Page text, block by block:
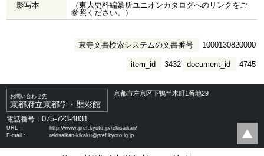
影写本
（東大史料編纂所ユニオンカタログへのリンクをご
参照ください。）
東寺文書検索システムの文書番号 1000130820000
document_id 4745
item_id 3432
お問い合わせ先
京都府立京都学・歴彩館
京都市左京区下鴨半木町1番地29
電話番号：075-723-4831
URL ：
http://www.pref.kyoto.jp/rekisaikan/
E-mail：
rekisaikan-kikaku@pref.kyoto.lg.jp